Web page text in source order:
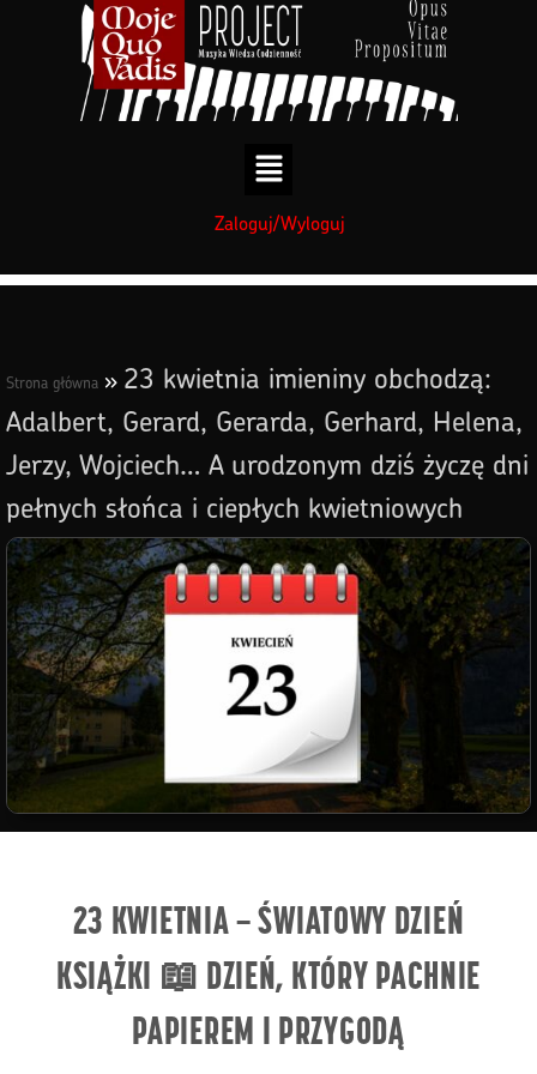
Zaloguj/Wyloguj
Strona główna » 23 kwietnia imieniny obchodzą:
Adalbert, Gerard, Gerarda, Gerhard, Helena,
Jerzy, Wojciech… A urodzonym dziś życzę dni
pełnych słońca i ciepłych kwietniowych
popołudni! ☀️🌼
23 KWIETNIA – ŚWIATOWY DZIEŃ
KSIĄŻKI 📖 DZIEŃ, KTÓRY PACHNIE
PAPIEREM I PRZYGODĄ